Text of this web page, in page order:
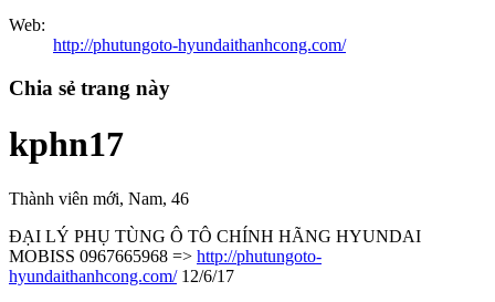
Web:
http://phutungoto-hyundaithanhcong.com/
Chia sẻ trang này
kphn17
Thành viên mới, Nam, 46
ĐẠI LÝ PHỤ TÙNG Ô TÔ CHÍNH HÃNG HYUNDAI
MOBISS 0967665968 => http://phutungoto-
hyundaithanhcong.com/ 12/6/17